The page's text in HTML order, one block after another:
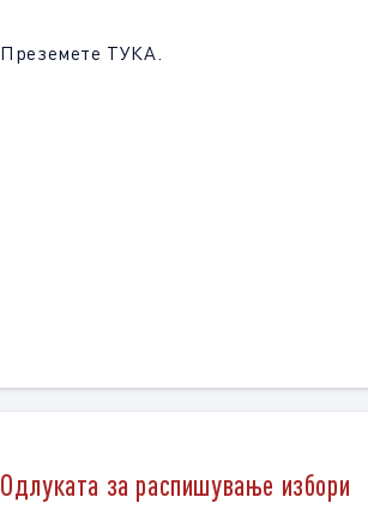
Преземете ТУКА.
Одлуката за распишување избори